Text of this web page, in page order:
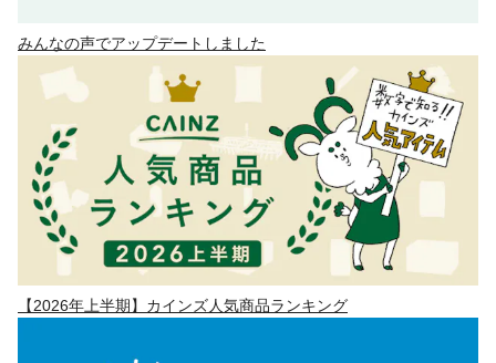
みんなの声でアップデートしました
【2026年上半期】カインズ人気商品ランキング